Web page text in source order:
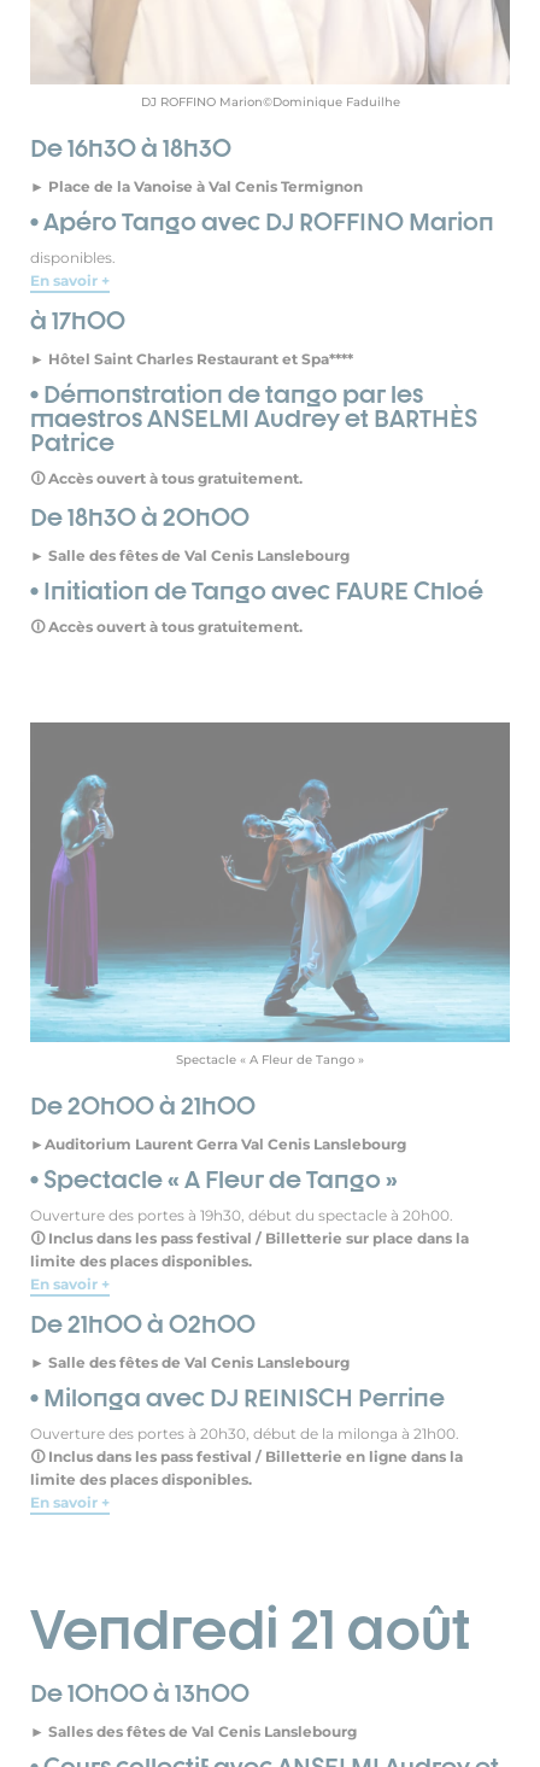
DJ ROFFINO Marion©Dominique Faduilhe
De 16h30 à 18h30
► Place de la Vanoise à Val Cenis Termignon
• Apéro Tango avec DJ ROFFINO Marion
disponibles.
En savoir +
à 17h00
► Hôtel Saint Charles Restaurant et Spa****
• Démonstration de tango par les
maestros ANSELMI Audrey et BARTHÈS
Patrice
🛈 Accès ouvert à tous gratuitement.
De 18h30 à 20h00
► Salle des fêtes de Val Cenis Lanslebourg
• Initiation de Tango avec FAURE Chloé
🛈 Accès ouvert à tous gratuitement.
Spectacle « A Fleur de Tango »
De 20h00 à 21h00
►Auditorium Laurent Gerra Val Cenis Lanslebourg
• Spectacle « A Fleur de Tango »
Ouverture des portes à 19h30, début du spectacle à 20h00.
🛈 Inclus dans les pass festival / Billetterie sur place dans la
limite des places disponibles.
En savoir +
De 21h00 à 02h00
► Salle des fêtes de Val Cenis Lanslebourg
• Milonga avec DJ REINISCH Perrine
Ouverture des portes à 20h30, début de la milonga à 21h00.
🛈 Inclus dans les pass festival / Billetterie en ligne dans la
limite des places disponibles.
En savoir +
Vendredi 21 août
De 10h00 à 13h00
► Salles des fêtes de Val Cenis Lanslebourg